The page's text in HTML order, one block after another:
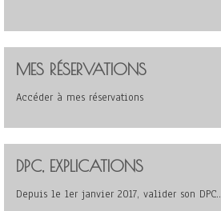
MES RÉSERVATIONS
Accéder à mes réservations
DPC, EXPLICATIONS
Depuis le 1er janvier 2017, valider son